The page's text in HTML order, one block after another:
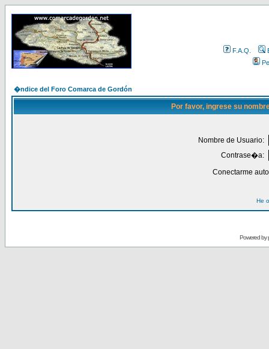
F.A.Q.
�ndice del Foro Comarca de Gordón
Por favor, ingrese su
Nombre de Usuario:
Contrase�a:
Conectarme
He
Powered by